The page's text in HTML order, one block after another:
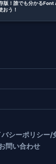
版！誰でも分かる
おう！
バシーポリシー/
問い合わせ